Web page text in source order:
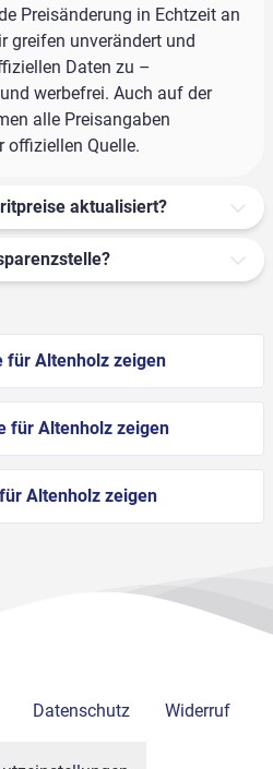
Preisänderung in Echtzeit an
greifen unverändert und
Daten zu –
werbefrei. Auch auf der
alle Preisangaben
offiziellen Quelle.
aktualisiert?
für Altenholz zeigen
für Altenholz zeigen
Altenholz zeigen
Datenschutz Widerruf